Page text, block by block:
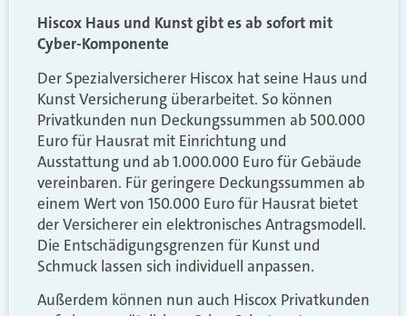
Hiscox Haus und Kunst gibt es ab sofort mit
Cyber-Komponente
Der Spezialversicherer Hiscox hat seine Haus und
Kunst Versicherung überarbeitet. So können
Privatkunden nun Deckungssummen ab 500.000
Euro für Hausrat mit Einrichtung und
Ausstattung und ab 1.000.000 Euro für Gebäude
vereinbaren. Für geringere Deckungssummen ab
einem Wert von 150.000 Euro für Hausrat bietet
der Versicherer ein elektronisches Antragsmodell.
Die Entschädigungsgrenzen für Kunst und
Schmuck lassen sich individuell anpassen.
Außerdem können nun auch Hiscox Privatkunden